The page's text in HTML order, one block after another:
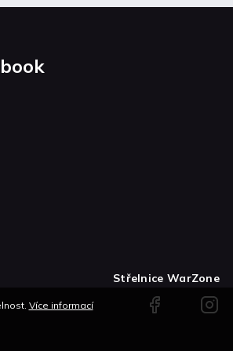
Více informací
Střelnice WarZone
Facebook